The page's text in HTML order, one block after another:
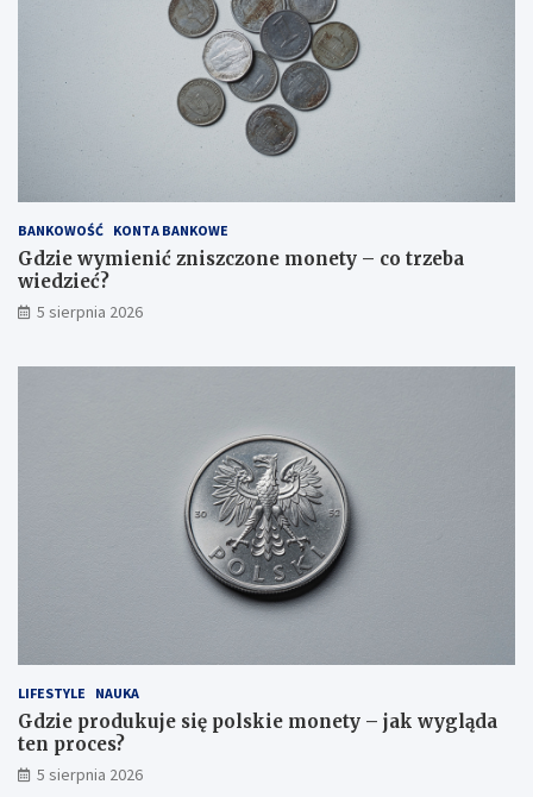
BANKOWOŚĆ KONTA BANKOWE
Gdzie wymienić zniszczone monety – co trzeba
wiedzieć?
5 sierpnia 2026
LIFESTYLE NAUKA
Gdzie produkuje się polskie monety – jak wygląda
ten proces?
5 sierpnia 2026